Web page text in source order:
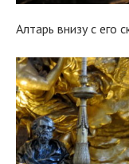
Алтарь внизу с его